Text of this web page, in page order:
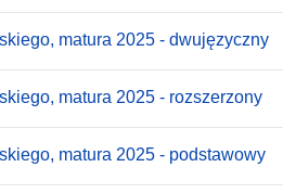
matura 2025 - dwujęzyczny
matura 2025 - rozszerzony
matura 2025 - podstawowy